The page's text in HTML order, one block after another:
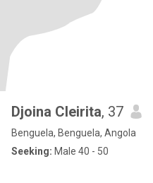
Djoina Cleirita, 37
Benguela, Benguela, Angola
Seeking: Male 40 - 50